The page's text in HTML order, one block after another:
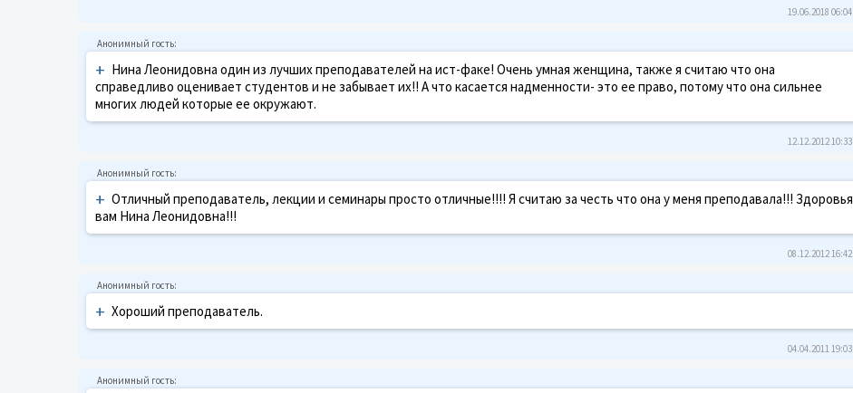
19.06.2018 06:04
+ Нина Леонидовна один из лучших преподавателей на ист-факе! Очень умная женщина, также я считаю что она
справедливо оценивает студентов и не забывает их!! А что касается надменности- это ее право, потому что она сильнее
многих людей которые ее окружают.
12.12.2012 10:33
+ Отличный преподаватель, лекции и семинары просто отличные!!!! Я считаю за честь что она у меня преподавала!!! Здоровья
вам Нина Леонидовна!!!
08.12.2012 16:42
+ Хороший преподаватель.
04.04.2011 19:03